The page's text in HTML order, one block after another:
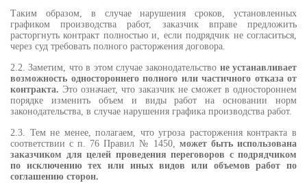
Таким образом, в случае нарушения сроков, установленных
графиком производства работ, заказчик вправе предложить
расторгнуть контракт полностью и, если подрядчик не согласиться,
через суд требовать полного расторжения договора.
2.2. Заметим, что в этом случае законодательство не устанавливает
возможность одностороннего полного или частичного отказа от
контракта. Это означает, что заказчик не сможет в одностороннем
порядке изменить объем и виды работ на основании норм
законодательства, в случае нарушения графика производства работ.
2.3. Тем не менее, полагаем, что угроза расторжения контракта в
соответствии с п. 76 Правил № 1450, может быть использована
заказчиком для целей проведения переговоров с подрядчиком
по исключению тех или иных видов или объемов работ по
соглашению сторон.